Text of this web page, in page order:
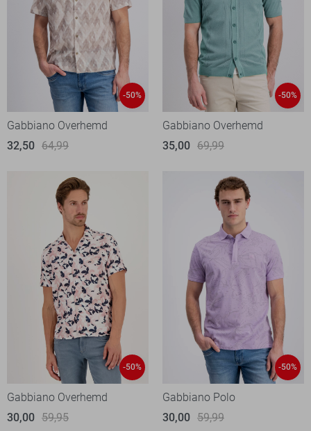
-50%
Gabbiano Overhemd
32,50 64,99
-50%
Gabbiano Overhemd
35,00 69,99
-50%
Gabbiano Overhemd
30,00 59,95
-50%
Gabbiano Polo
30,00 59,99